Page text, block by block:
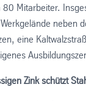
Mitarbeiter.
neben
eine
Zink schützt